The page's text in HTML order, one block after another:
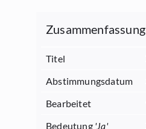
Zusammenfassung
Titel
Abstimmungsdatum
Bearbeitet
Bedeutung 'Ja'